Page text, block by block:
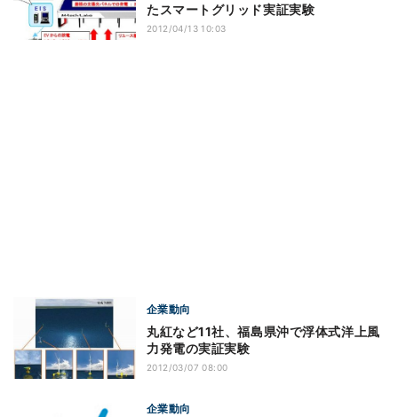
たスマートグリッド実証実験
2012/04/13 10:03
企業動向
丸紅など11社、福島県沖で浮体式洋上風
力発電の実証実験
2012/03/07 08:00
企業動向